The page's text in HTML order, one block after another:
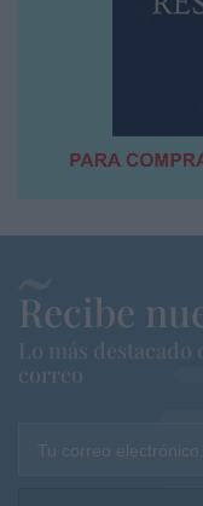
Recibe
Lo más destacado
correo
Tu correo electrónico...